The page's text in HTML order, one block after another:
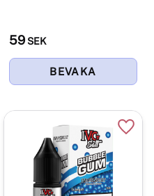
59 SEK
till i favoriter